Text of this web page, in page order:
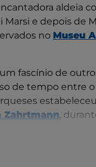
aldeia
Marsi e depois de
no Museu
fascínio de
de tempo entre
Zahrtmann,
1911, convidado